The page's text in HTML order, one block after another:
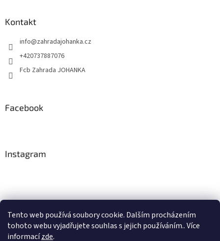
Tento web používá soubory cookie. Dalším procházením
tohoto webu vyjadřujete souhlas s jejich používáním.. Více
informacízde.
Kontakt
info@zahradajohanka.cz
+420737887076
Fcb Zahrada JOHANKA
Facebook
Instagram
Sledovat na Instagramu